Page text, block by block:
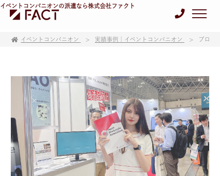
イベントコンパニオンの派遣なら株式会社ファクト
イベントコンパニオン 実績事例｜イベントコンパニオン ブロッ